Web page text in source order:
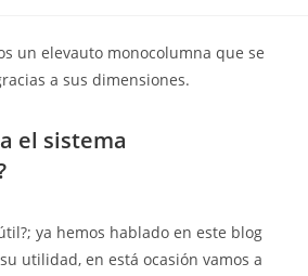
un elevauto monocolumna que se
a sus dimensiones.
el sistema
ya hemos hablado en este blog
utilidad, en está ocasión vamos a